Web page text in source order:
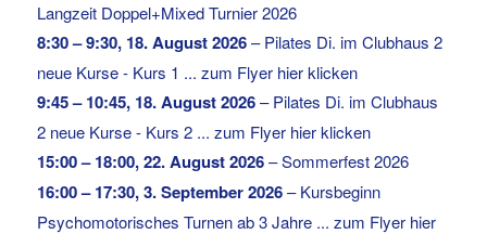
Langzeit Doppel+Mixed Turnier 2026
8:30– 9:30, 18. August 2026–Pilates Di. im Clubhaus 2
neue Kurse - Kurs 1 ... zum Flyer hier klicken
9:45– 10:45, 18. August 2026–Pilates Di. im Clubhaus
2 neue Kurse - Kurs 2 ... zum Flyer hier klicken
15:00– 18:00,22. August 2026–Sommerfest 2026
16:00– 17:30,3. September 2026–Kursbeginn
Psychomotorisches Turnen ab 3 Jahre ... zum Flyer hier